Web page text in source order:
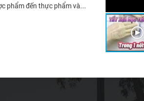
phẩm đến thực phẩm và...
Hóa Chất Công Nghiệp